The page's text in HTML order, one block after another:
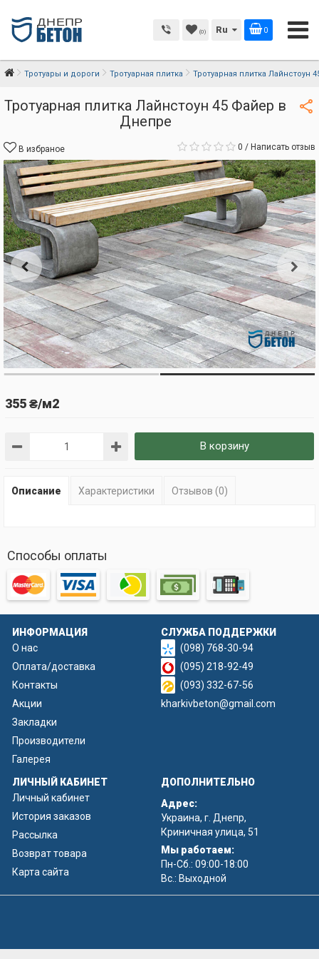
(0) Ru 0
Тротуары и дороги Тротуарная плитка Тротуарная плитка Лайнстоун
Тротуарная плитка Лайнстоун 45 Файер в
Днепре
В избраное 0 / Написать отзыв
355 ₴/м2
В корзину
Описание Характеристики Отзывов (0)
Способы оплаты
ИНФОРМАЦИЯ
О нас
Оплата/доставка
Контакты
Акции
Закладки
Производители
Галерея
СЛУЖБА ПОДДЕРЖКИ
(098) 768-30-94
(095) 218-92-49
(093) 332-67-56
kharkivbeton@gmail.com
ЛИЧНЫЙ КАБИНЕТ
Личный кабинет
История заказов
Рассылка
Возврат товара
Карта сайта
ДОПОЛНИТЕЛЬНО
Адрес:
Украина, г. Днепр,
Криничная улица, 51
Мы работаем:
Пн-Сб.: 09:00-18:00
Вс.: Выходной